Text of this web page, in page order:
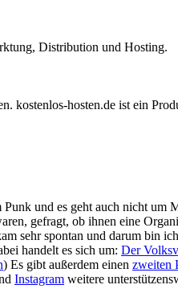
Distribution und Hosting.
kostenlos-hosten.de ist ein
und es geht auch nicht
gefragt, ob ihnen eine
sehr spontan und darum bin
handelt es sich um: Der
) Es gibt außerdem einen zweiten
Instagram weitere